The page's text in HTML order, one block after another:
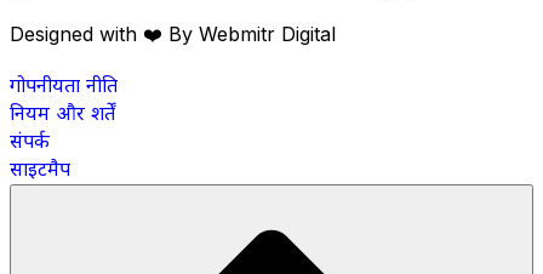
Designed with ❤️ By Webmitr Digital
गोपनीयता नीति
नियम और शर्तें
संपर्क
साइटमैप